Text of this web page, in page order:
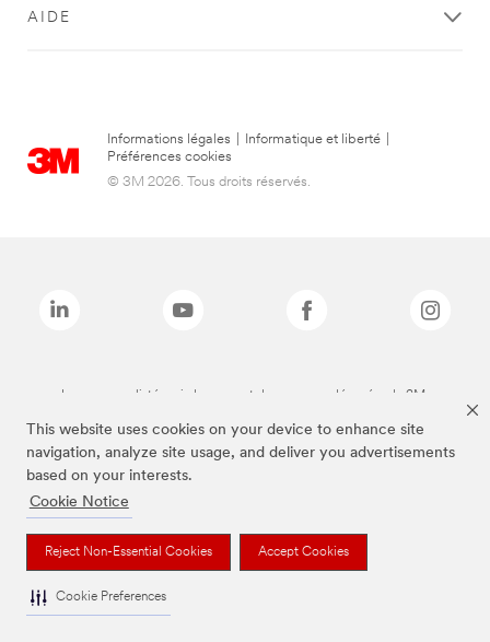
This website uses cookies on your device to enhance site
navigation, analyze site usage, and deliver you advertisements
based on your interests.
Cookie Notice
Reject Non-Essential Cookies Accept Cookies
Cookie Preferences
AIDE
Informations légales Informatique et liberté
Préférences cookies
© 3M 2026. Tous droits réservés.
Les marques listées ci-dessus sont des marques déposées de 3M.